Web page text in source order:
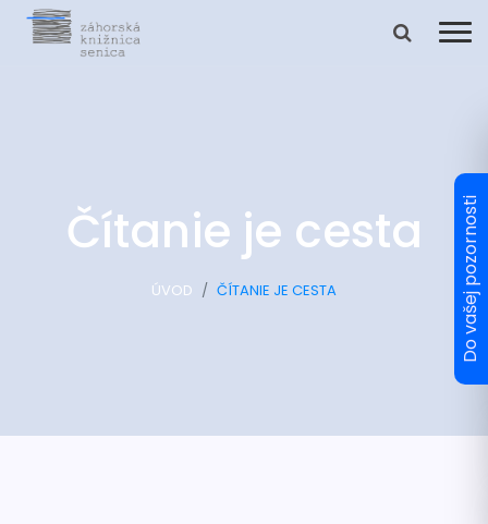
Čítanie je cesta
ÚVOD ČÍTANIE JE CESTA